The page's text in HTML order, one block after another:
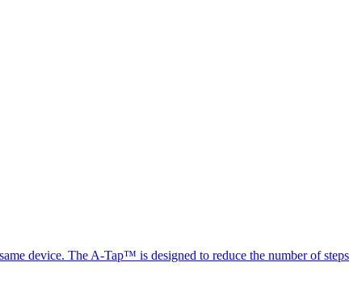
device. The A-Tap™ is designed to reduce the number of steps